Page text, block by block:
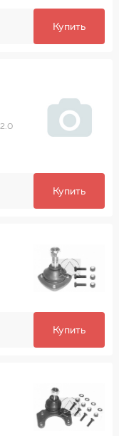
Купить
Купить
Купить